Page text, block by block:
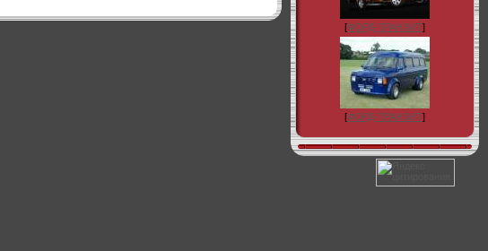
[ФОРД-ТРАНЗИТ]
[ФОРД-ТРАНЗИТ]